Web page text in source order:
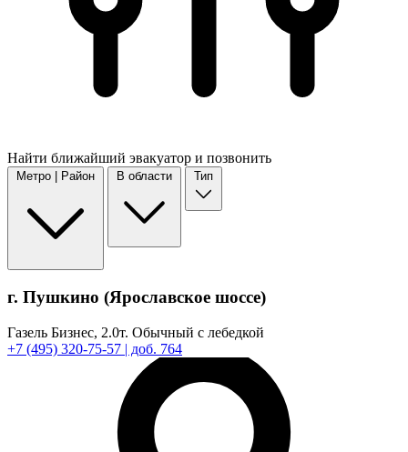
Найти ближайший эвакуатор и позвонить
Метро | Район В области Тип
г. Пушкино (Ярославское шоссе)
Газель Бизнес, 2.0т. Обычный с лебедкой
+7 (495) 320-75-57 | доб. 764